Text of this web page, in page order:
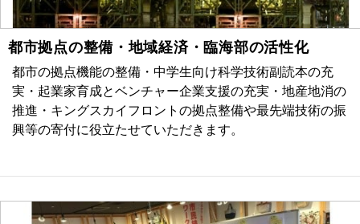
都市拠点の整備・地域経済・臨海部の活性化
都市の拠点機能の整備・中学生向け科学技術副読本の充
実・起業家育成とベンチャー企業支援の充実・地産地消の
推進・キングスカイフロントの拠点整備や最先端技術の振
興等の寄付に役立たせていただきます。